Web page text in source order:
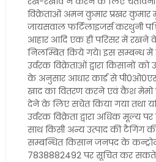
विक्रेताओं अमन कुमार प्रखर कुमार
जायसवाल फर्टिलाइजर्स करथुनी
आहार आदि एक ही परिसर में
निलम्बित किये गये। इस सम्बन्ध में
उर्वरक विक्रेताओं द्वारा किसानों
के अनुसार आधार कार्ड से
खाद का वितरण करने एवं कैश मेमो
देने के लिए सचेत किया गया तथा
उर्वरक विक्रेता द्वारा अधिक मूल्य
साथ किसी अन्य उत्पाद की टैगिंग
सम्बन्धित किसान जनपद के
7838882492 पर सूचित कर